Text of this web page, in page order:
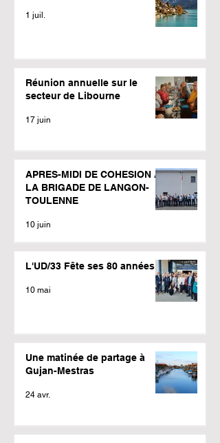
1 juil.
Réunion annuelle sur le
secteur de Libourne
17 juin
APRES-MIDI DE COHESION A
LA BRIGADE DE LANGON-
TOULENNE
10 juin
L'UD/33 Fête ses 80 années
10 mai
Une matinée de partage à
Gujan-Mestras
24 avr.